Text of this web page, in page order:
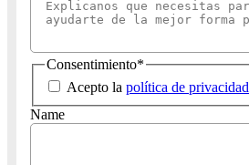
Consentimiento*
Acepto la política de privacidad
Name